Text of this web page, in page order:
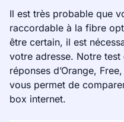
Il est très probable que
raccordable à la fibre
être certain, il est
votre adresse. Notre test
réponses d’Orange,
vous permet de
box internet.